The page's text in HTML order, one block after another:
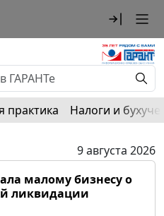
практика Налоги и
9 августа 2026
малому бизнесу о
ликвидации